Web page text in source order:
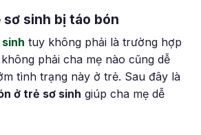
sơ sinh bị táo bón
tuy không phải là trường hợp
phải cha mẹ nào cũng dễ
tình trạng này ở trẻ. Sau đây là
ở trẻ sơ sinh giúp cha mẹ dễ